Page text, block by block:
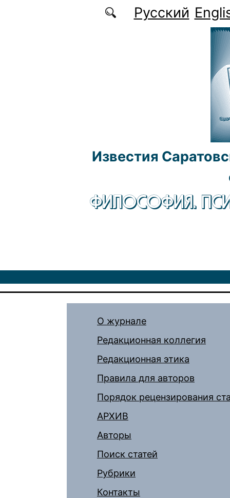
Перейти к основному содержаниюРусский
Известия
ФИЛОСОФИЯ.
О журнале
Редакционная коллегия
Редакционная этика
Правила для авторов
Порядок рецензирования
АРХИВ
Авторы
Поиск статей
Рубрики
Контакты